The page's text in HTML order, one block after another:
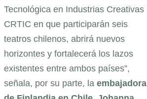
Tecnológica en Industrias Creativas
CRTIC en que participarán seis
teatros chilenos, abrirá nuevos
horizontes y fortalecerá los lazos
existentes entre ambos países”,
señala, por su parte, la embajadora